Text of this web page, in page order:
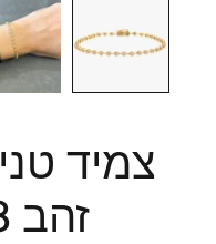
צמיד
זהב 18 קראט